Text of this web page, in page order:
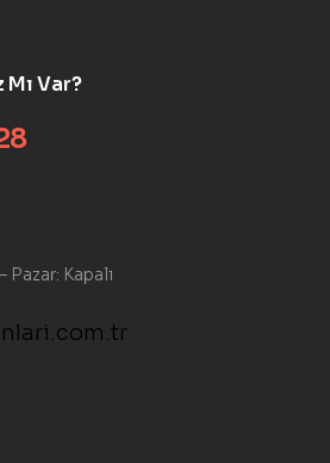
Mı Var?
Pazar: Kapalı